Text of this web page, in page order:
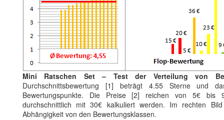
Mini Ratschen Set – Test der Verteilung von
Durchschnittsbewertung [1] beträgt 4.55 Sterne und
Bewertungspunkte. Die Preise [2] reichen von 5€ bis
durchschnittlich mit 30€ kalkuliert werden. Im rechten
Abhängigkeit von den Bewertungsklassen.